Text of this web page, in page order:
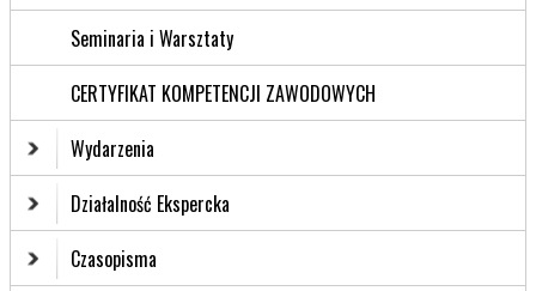
Seminaria i Warsztaty
CERTYFIKAT KOMPETENCJI ZAWODOWYCH
Wydarzenia
Działalność Ekspercka
Czasopisma